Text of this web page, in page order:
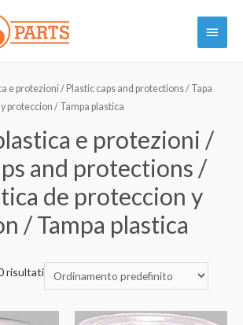
Menu
e protezioni / Plastic caps and protections / Tapa
proteccion / Tampa plastica
e protezioni /
and protections /
de proteccion y
/ Tampa plastica
risultati